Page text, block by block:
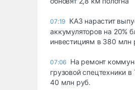
07:19 КАЗ нарастит
аккумуляторов на 20%
инвестициям в 380 млн
07:06 На ремонт
грузовой спецтехники
40 млн руб.